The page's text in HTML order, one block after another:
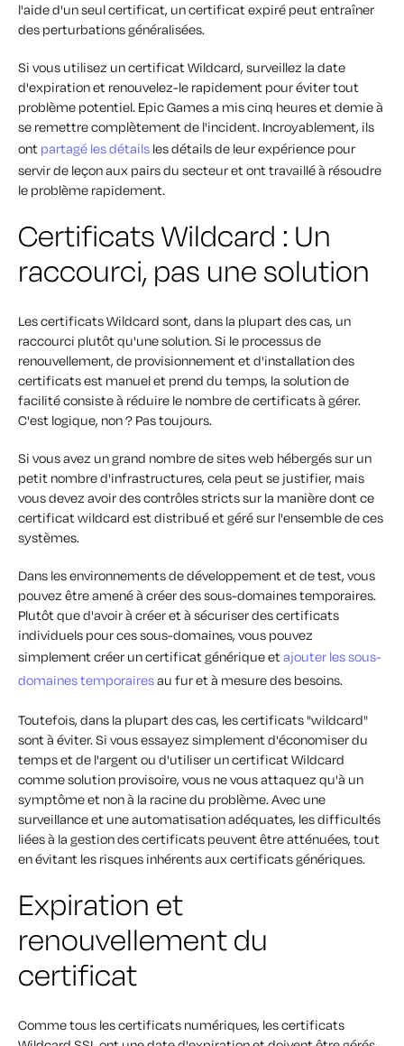
l'aide d'un seul certificat, un certificat expiré peut entraîner
des perturbations généralisées.
Si vous utilisez un certificat Wildcard, surveillez la date
d'expiration et renouvelez-le rapidement pour éviter tout
problème potentiel. Epic Games a mis cinq heures et demie à
se remettre complètement de l'incident. Incroyablement, ils
ont partagé les détails les détails de leur expérience pour
servir de leçon aux pairs du secteur et ont travaillé à résoudre
le problème rapidement.
Certificats Wildcard : Un
raccourci, pas une solution
Les certificats Wildcard sont, dans la plupart des cas, un
raccourci plutôt qu'une solution. Si le processus de
renouvellement, de provisionnement et d'installation des
certificats est manuel et prend du temps, la solution de
facilité consiste à réduire le nombre de certificats à gérer.
C'est logique, non ? Pas toujours.
Si vous avez un grand nombre de sites web hébergés sur un
petit nombre d'infrastructures, cela peut se justifier, mais
vous devez avoir des contrôles stricts sur la manière dont ce
certificat wildcard est distribué et géré sur l'ensemble de ces
systèmes.
Dans les environnements de développement et de test, vous
pouvez être amené à créer des sous-domaines temporaires.
Plutôt que d'avoir à créer et à sécuriser des certificats
individuels pour ces sous-domaines, vous pouvez
simplement créer un certificat générique etajouter les sous-
domaines temporairesau fur et à mesure des besoins.
Toutefois, dans la plupart des cas, les certificats "wildcard"
sont à éviter. Si vous essayez simplement d'économiser du
temps et de l'argent ou d'utiliser un certificat Wildcard
comme solution provisoire, vous ne vous attaquez qu'à un
symptôme et non à la racine du problème. Avec une
surveillance et une automatisation adéquates, les difficultés
liées à la gestion des certificats peuvent être atténuées, tout
en évitant les risques inhérents aux certificats génériques.
Expiration et
renouvellement du
certificat
Comme tous les certificats numériques, les certificats